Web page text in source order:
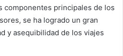
componentes principales de los
se ha logrado un gran
y asequibilidad de los viajes